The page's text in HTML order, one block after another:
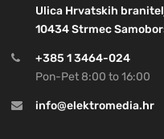
Ulica Hrvatskih
10434 Strmec
+385 1 3464-024
Pon-Pet 8:00 to 16:00
info@elektromedia.hr